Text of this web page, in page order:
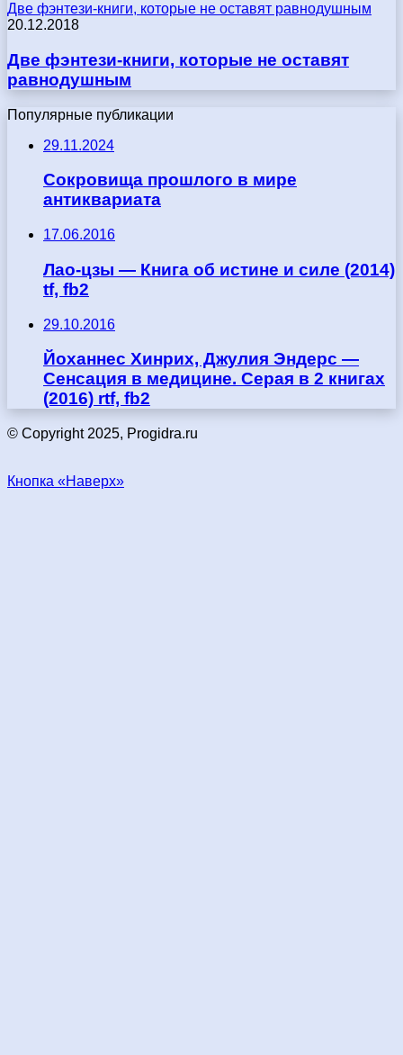
Две фэнтези-книги, которые не оставят равнодушным
20.12.2018
Две фэнтези-книги, которые не оставят
равнодушным
Популярные публикации
29.11.2024
Сокровища прошлого в мире
антиквариата
17.06.2016
Лао-цзы — Книга об истине и силе (2014)
tf, fb2
29.10.2016
Йоханнес Хинрих, Джулия Эндерс —
Сенсация в медицине. Серая в 2 книгах
(2016) rtf, fb2
© Copyright 2025, Progidra.ru
Кнопка «Наверх»